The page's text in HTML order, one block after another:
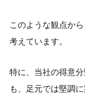
このような観点か
考えています。
特に、当社の得意
も、足元では堅調